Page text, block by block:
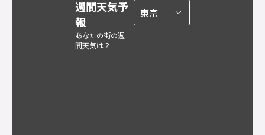
週間天気予
報
あなたの街の週
間天気は？